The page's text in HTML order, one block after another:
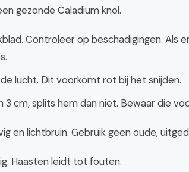
gezonde Caladium knol.
Controleer op beschadigingen. Als
lucht. Dit voorkomt rot bij het snijden.
3 cm, splits hem dan niet. Bewaar die
en lichtbruin. Gebruik geen oude,
Haasten leidt tot fouten.